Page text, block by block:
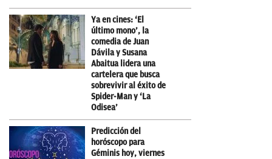
Ya en cines: ‘El
último mono’, la
comedia de Juan
Dávila y Susana
Abaitua lidera una
cartelera que busca
sobrevivir al éxito de
Spider-Man y ‘La
Odisea’
Predicción del
horóscopo para
Géminis hoy, viernes